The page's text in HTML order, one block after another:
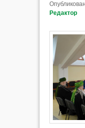
Редактор